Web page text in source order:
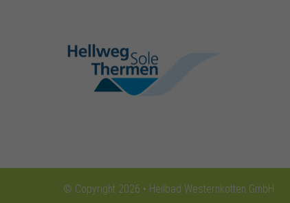
hellweg-sole-
thermen.de
© Copyright 2026 • Heilbad Westernkotten GmbH